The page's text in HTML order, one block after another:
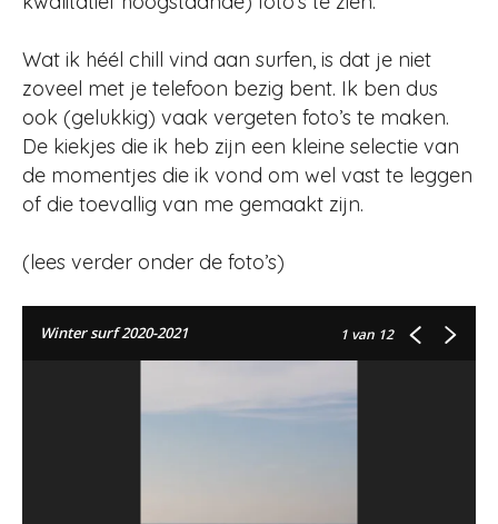
Wat ik héél chill vind aan surfen, is dat je niet
zoveel met je telefoon bezig bent. Ik ben dus
ook (gelukkig) vaak vergeten foto’s te maken.
De kiekjes die ik heb zijn een kleine selectie van
de momentjes die ik vond om wel vast te leggen
of die toevallig van me gemaakt zijn.
(lees verder onder de foto’s)
Winter surf 2020-2021 1 van 12